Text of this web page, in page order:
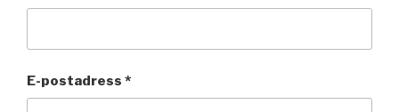
E-postadress *